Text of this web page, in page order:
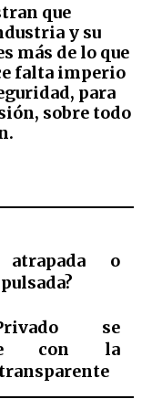
que
y su
más de lo que
falta imperio
para
sobre todo
atrapada o
se
con la